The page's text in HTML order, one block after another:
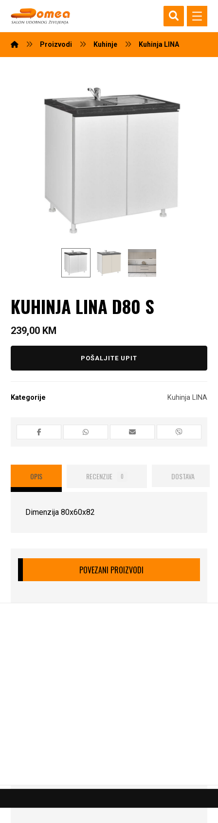
Proizvodi Kuhinje Kuhinja LINA
KUHINJA LINA D80 S
239,00 KM
POŠALJITE UPIT
Kategorije Kuhinja LINA
OPIS RECENZIJE 0 DOSTAVA
Dimenzija 80x60x82
POVEZANI PROIZVODI